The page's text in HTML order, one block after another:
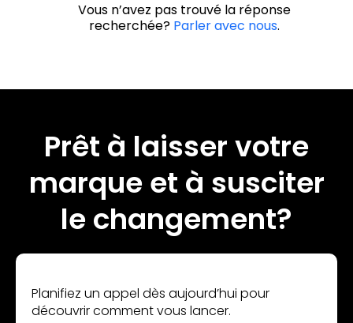
Vous n’avez pas trouvé la réponse
recherchée? Parler avec nous.
Prêt à laisser votre
marque et à susciter
le changement?
Planifiez un appel dès aujourd’hui pour
découvrir comment vous lancer.